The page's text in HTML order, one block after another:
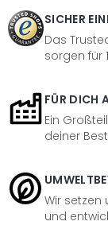
SICHER
Das
sorgen für
FÜR DICH
Ein
deiner
Wir setzen
und